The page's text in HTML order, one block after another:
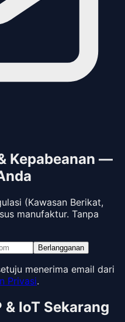
Kepabeanan —
(Kawasan Berikat,
manufaktur. Tanpa
Berlangganan
menerima email dari
Privasi.
IoT Sekarang